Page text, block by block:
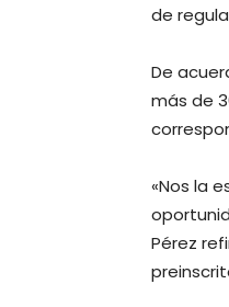
de
De
más de
«Nos la
Pérez